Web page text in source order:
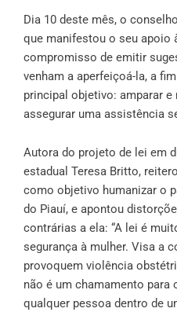
Dia 10 deste mês, o
que manifestou o seu apoio
compromisso de emitir
venham a aperfeiçoá-la, a
principal objetivo: amparar e
assegurar uma assistência
Autora do projeto de lei em
estadual Teresa Britto,
como objetivo humanizar o
do Piauí, e apontou
contrárias a ela: “A lei é
segurança à mulher. Visa a
provoquem violência
não é um chamamento
qualquer pessoa dentro de